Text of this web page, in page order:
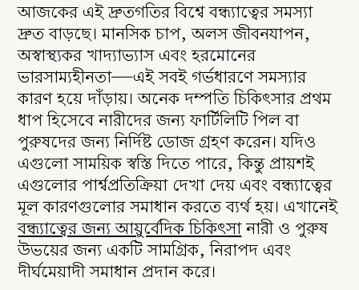
আজকের এই দ্রুতগতির বিশ্বে বন্ধ্যাত্বের সমস্যা
দ্রুত বাড়ছে। মানসিক চাপ, অলস জীবনযাপন,
অস্বাস্থ্যকর খাদ্যাভ্যাস এবং হরমোনের
ভারসাম্যহীনতা—এই সবই গর্ভধারণে সমস্যার
কারণ হয়ে দাঁড়ায়। অনেক দম্পতি চিকিৎসার প্রথম
ধাপ হিসেবে নারীদের জন্য ফার্টিলিটি পিল বা
পুরুষদের জন্য নির্দিষ্ট ডোজ গ্রহণ করেন। যদিও
এগুলো সাময়িক স্বস্তি দিতে পারে, কিন্তু প্রায়শই
এগুলোর পার্শ্বপ্রতিক্রিয়া দেখা দেয় এবং বন্ধ্যাত্বের
মূল কারণগুলোর সমাধান করতে ব্যর্থ হয়। এখানেই
বন্ধ্যাত্বের জন্য আয়ুর্বেদিক চিকিৎসানারী ও পুরুষ
উভয়ের জন্য একটি সামগ্রিক, নিরাপদ এবং
দীর্ঘমেয়াদী সমাধান প্রদান করে।